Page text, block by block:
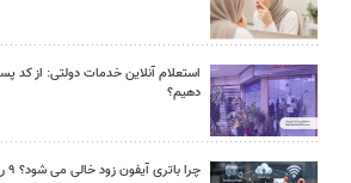
استعلام آنلاین خدمات دولتی: از کد
دهیم؟
چرا باتری آیفون زود خالی می شود؟ ۹ راهکار واقعی